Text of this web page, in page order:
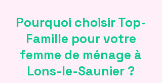
Pourquoi choisir Top-
Famille pour votre
femme de ménage à
Lons-le-Saunier ?